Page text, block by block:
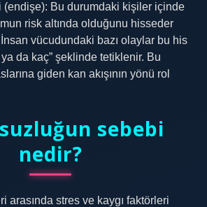
(endişe): Bu durumdaki kişiler içinde
risk altında olduğunu hisseder
vücudundaki bazı olaylar bu his
ya da kaç” şeklinde tetiklenir. Bu
giden kan akışının yönü rol
sebebi
nedir?
arasında stres ve kaygı faktörleri